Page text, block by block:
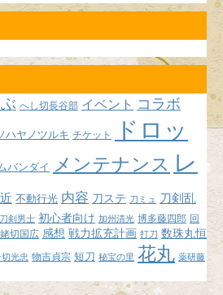
へし切長谷部 イベント コラボ
ハヤノツルキ チケット
ドロッ
バンダイ メンテナンス レ
不動行光 内容 刀ステ 刀ミュ
刀剣乱
刀剣男士 初心者向け 加州清光 博多藤四郎 回
切国広 感想 戦力拡充計画 打刀 数珠丸恒
光忠 物吉貞宗 短刀 秘宝の里 花丸 薬研藤